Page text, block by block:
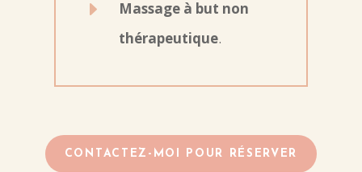
E
Massage à but non
thérapeutique.
CONTACTEZ-MOI POUR RÉSERVER